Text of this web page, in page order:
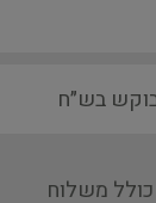
משלוח